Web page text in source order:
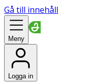
Gå till innehåll
Meny
Logga in